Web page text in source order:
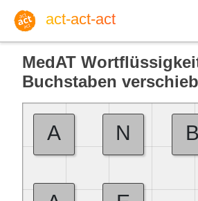
act-act-act
Anmelden
MedAT
Buchstaben
A N B